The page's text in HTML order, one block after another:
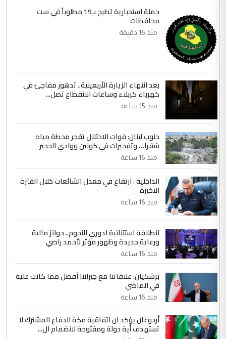
سردار
التعليق : واحد من عصابة علي ماما يسقط
جنسية الرافد الثالث للعراق ومن اصول عريقة
ابا فرات ...
الموضوع :الجواهري يرد على صدام حسين سل
مضجعيك يابن الزنا (نص كامل)
التعليق : واحد من عصابة علي ماما يسقط
جنسية الرافد الثالث للعراق ومن اصول عريقة
ابا فرات ...
الموضوع :الجواهري يرد على صدام حسين سل
مضجعيك يابن الزنا (نص كامل)
حملة استخبارية تطيح بـ19 مطلوباً في ست
محافظات
منذ 16 دقيقة
بعد انتهاء الزيارة الأربعينية.. تدهور مفاجئ في
كهرباء كربلاء وساعات الانقطاع تصل...
منذ 15 ساعة
جنوب لبنان: قوات الاحتلال تفجر محطة مياه
شقرا… وتفجيرات في كونين ووادي الحجير
منذ 16 ساعة
الداخلية : ارتفاع في معدل الشائعات خلال الفترة
الاخيرة
منذ 16 ساعة
انطلاقة استثنائية لدوري النجوم.. جوائز مالية
ورعاية جديدة وظهور مؤثر لأحمد راضي
منذ 16 ساعة
بزشكيان: علاقاتنا مع جيراننا أفضل مما كانت عليه
في الماضي
منذ 16 ساعة
أردوغان يؤكد ان اتفاقية مكة للدفاع المشترك لا
تستهدف أية دولة ومفتوحة لانضمام ال...